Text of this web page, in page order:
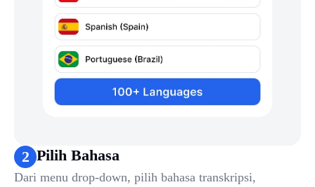
2 Pilih Bahasa
Dari menu drop-down, pilih bahasa transkripsi,